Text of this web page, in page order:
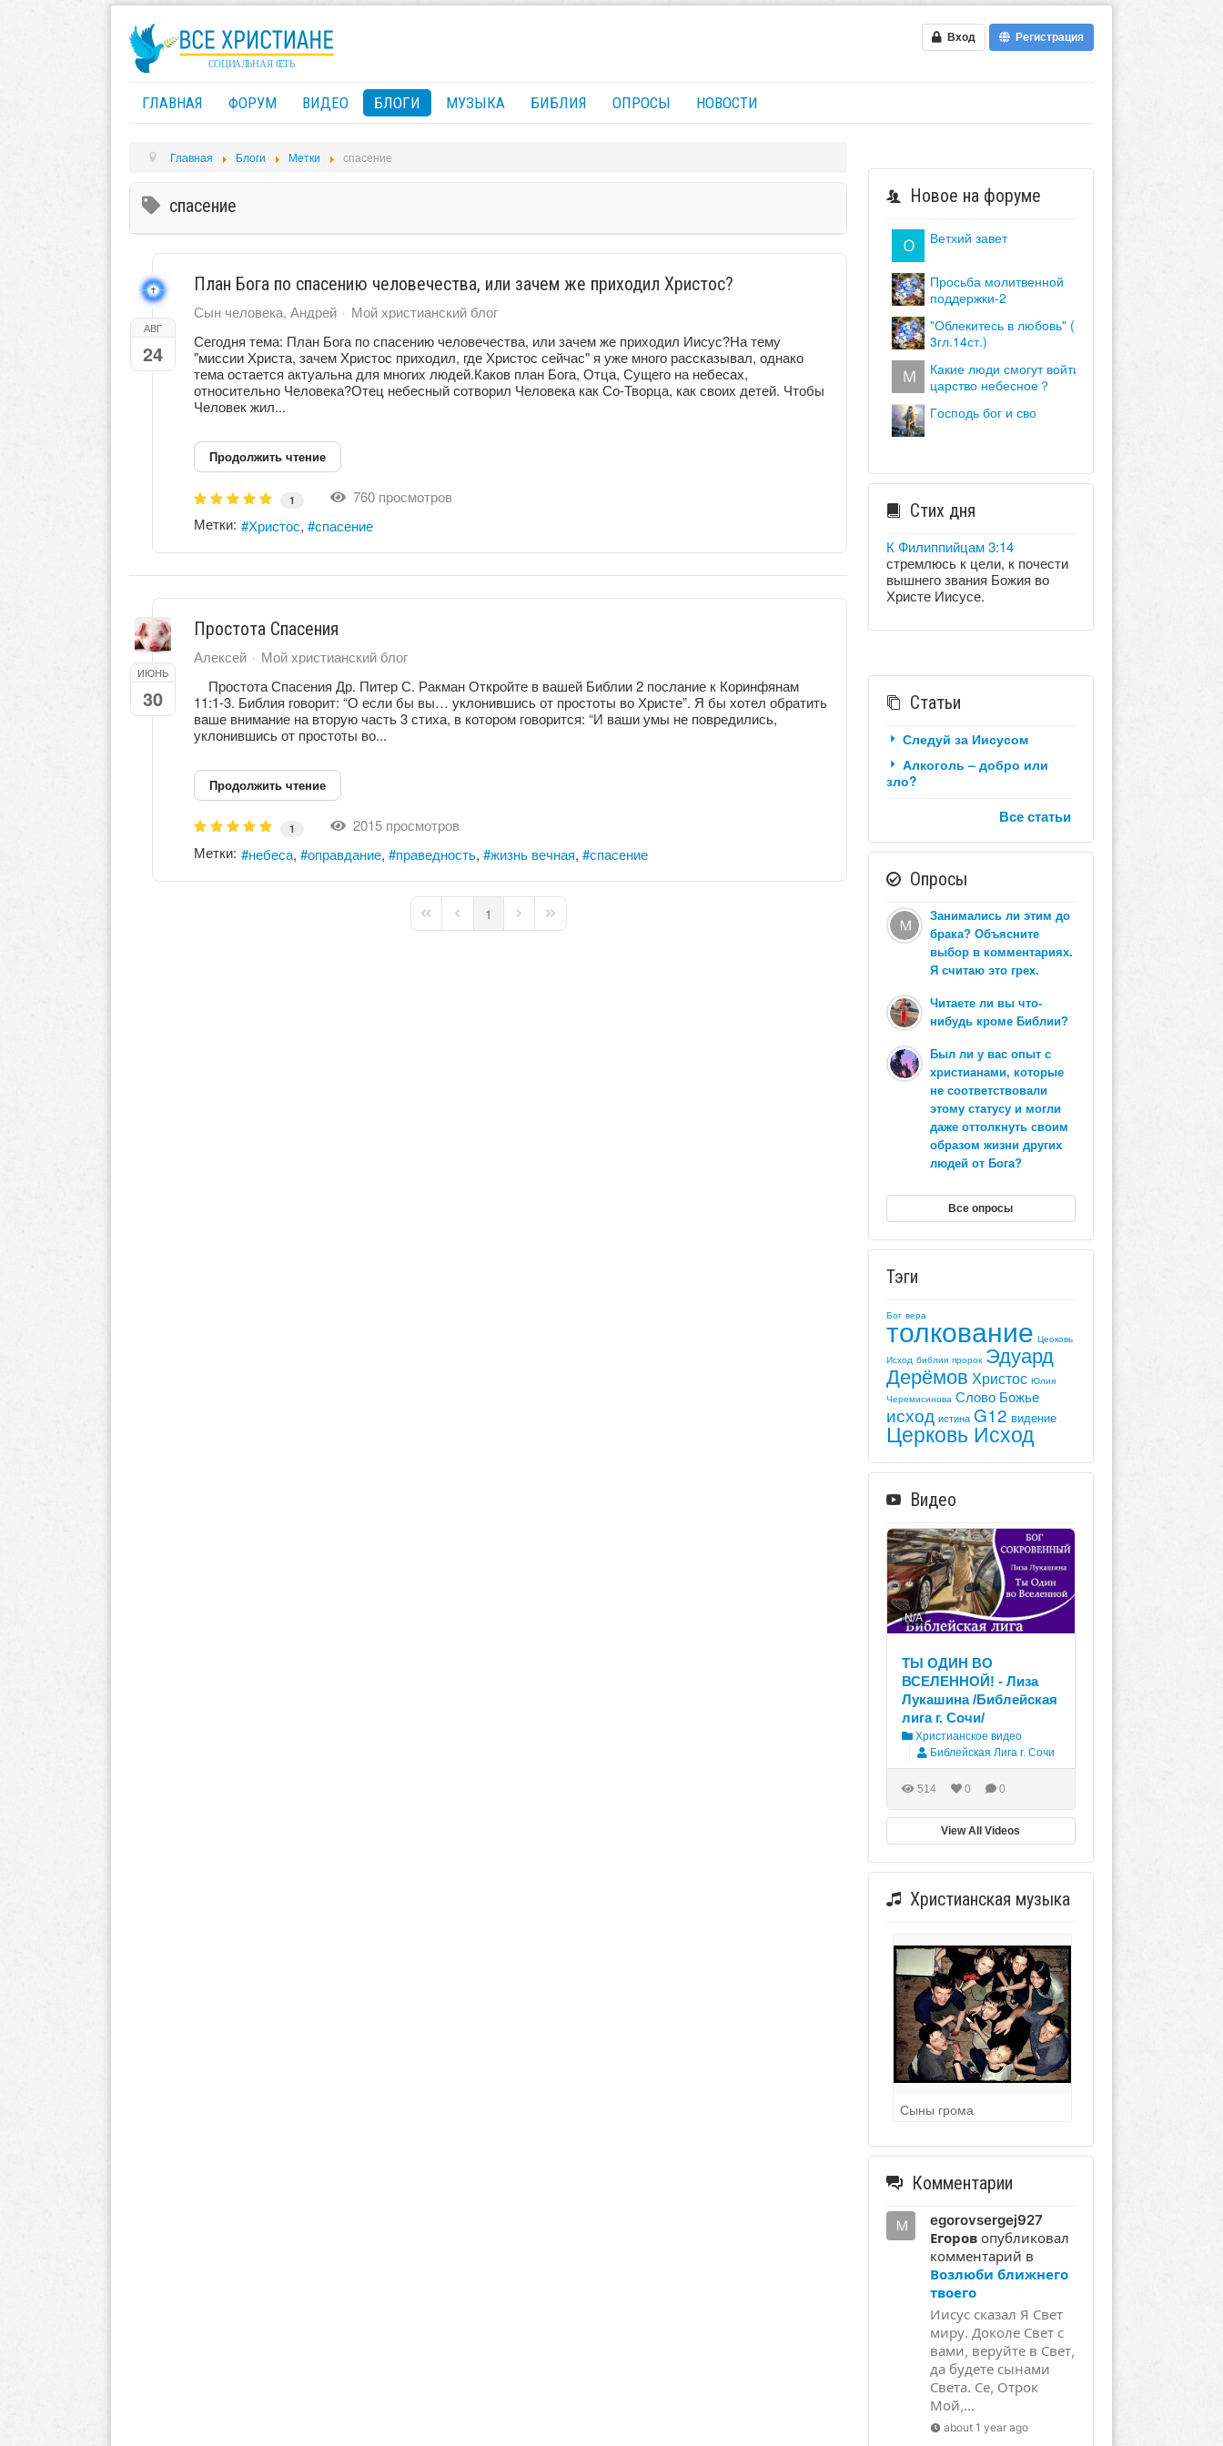
Вход Регистрация
ГЛАВНАЯ ФОРУМ ВИДЕО БЛОГИ МУЗЫКА БИБЛИЯ ОПРОСЫ НОВОСТИ
Главная Блоги Метки спасение
спасение
АВГ
24
План Бога по спасению человечества, или зачем же приходил Христос?
Сын человека, Андрей
Мой христианский блог
Сегодня тема: План Бога по спасению человечества, или зачем же приходил Иисус?На тему
"миссии Христа, зачем Христос приходил, где Христос сейчас" я уже много рассказывал, однако
тема остается актуальна для многих людей.Каков план Бога, Отца, Сущего на небесах,
относительно Человека?Отец небесный сотворил Человека как Со-Творца, как своих детей. Чтобы
Человек жил...
Продолжить чтение
1
760 просмотров
Метки:
Христос спасение
ИЮНЬ
30
Простота Спасения
Алексей
Мой христианский блог
Простота Спасения Др. Питер С. Ракман Откройте в вашей Библии 2 послание к Коринфянам
11:1-3. Библия говорит: “О если бы вы… уклонившись от простоты во Христе”. Я бы хотел обратить
ваше внимание на вторую часть 3 стиха, в котором говорится: “И ваши умы не повредились,
уклонившись от простоты во...
Продолжить чтение
1
2015 просмотров
Метки:
небеса оправдание праведность жизнь вечная спасение
First PagePrevious Page
1 Next PageLast Page
Новое на форуме
ветхий завет
просьба молитвенной
поддержки-2
"облекитесь в любовь" (кол.
3гл.14ст.)
какие люди смогут войти в
царство небесное？
господь бог и сво
Стих дня
К Филиппийцам 3:14
стремлюсь к цели, к почести
вышнего звания Божия во
Христе Иисусе.
Статьи
Следуй за Иисусом
Алкоголь – добро или
зло?
Все статьи
Опросы
Занимались ли этим до
брака? Объясните
выбор в комментариях.
Я считаю это грех.
Читаете ли вы что-
нибудь кроме Библии?
Был ли у вас опыт с
христианами, которые
не соответствовали
этому статусу и могли
даже оттолкнуть своим
образом жизни других
людей от Бога?
Все опросы
Тэги
Бог вера
толкование Цеоковь
Исход библия пророк Эдуард
Дерёмов Христос Юлия
Черемисинова Слово Божье
исход истина G12 видение
Церковь Исход
Видео
N/A
ТЫ ОДИН ВО
ВСЕЛЕННОЙ! - Лиза
Лукашина /Библейская
лига г. Сочи/
Христианское видео
Библейская Лига г. Сочи
514 0 0
View All Videos
Христианская музыка
Сыны грома
Комментарии
egorovsergej927
Егоровопубликовал
комментарий в
Возлюби ближнего
твоего
Иисус сказал Я Свет
миру. Доколе Свет с
вами, веруйте в Свет,
да будете сынами
Света. Се, Отрок
Мой,...
about 1 year ago